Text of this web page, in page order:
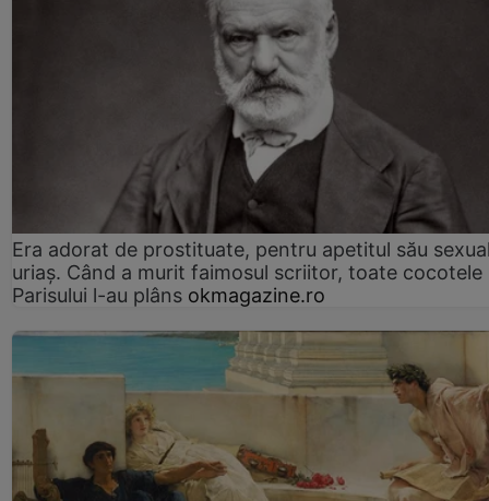
Era adorat de prostituate, pentru apetitul său
uriaș. Când a murit faimosul scriitor, toate cocotele
Parisului l-au plâns okmagazine.ro